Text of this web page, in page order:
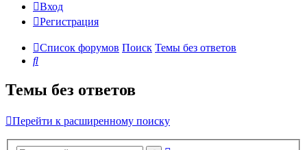
Вход
Регистрация
Список форумов Поиск Темы без ответов
Поиск
Темы без ответов
Перейти к расширенному поиску